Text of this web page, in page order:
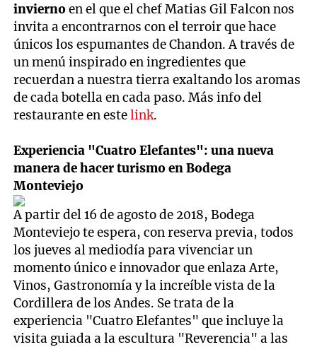
inviernoen el que el chef Matias Gil Falcon nos
invita a encontrarnos con el terroir que hace
únicos los espumantes de Chandon. A través de
un menú inspirado en ingredientes que
recuerdan a nuestra tierra exaltando los aromas
de cada botella en cada paso. Más info del
restaurante en estelink.
Experiencia "Cuatro Elefantes": una nueva
manera de hacer turismo en Bodega
Monteviejo
A partir del 16 de agosto de 2018, Bodega
Monteviejo te espera, con reserva previa, todos
los jueves al mediodía para vivenciar un
momento único e innovador que enlaza Arte,
Vinos, Gastronomía y la increíble vista de la
Cordillera de los Andes. Se trata de la
experiencia "Cuatro Elefantes" que incluye la
visita guiada a la escultura "Reverencia" a las